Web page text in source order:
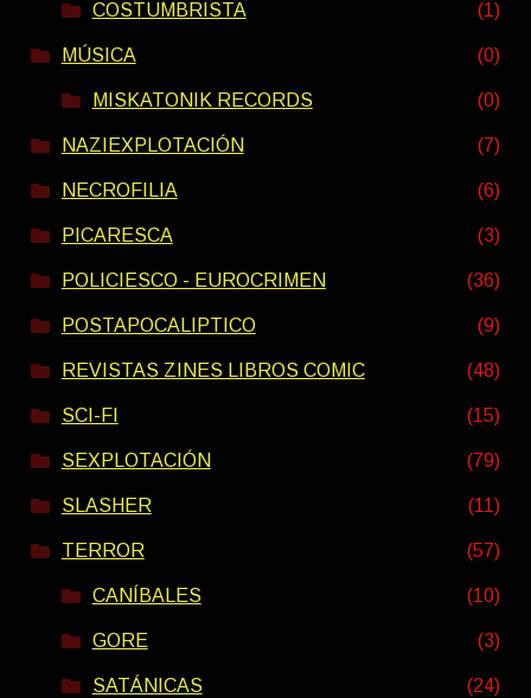
COSTUMBRISTA (1)
MÚSICA (0)
MISKATONIK RECORDS (0)
NAZIEXPLOTACIÓN (7)
NECROFILIA (6)
PICARESCA (3)
POLICIESCO - EUROCRIMEN (36)
POSTAPOCALIPTICO (9)
REVISTAS ZINES LIBROS COMIC (48)
SCI-FI (15)
SEXPLOTACIÓN (79)
SLASHER (11)
TERROR (57)
CANÍBALES (10)
GORE (3)
SATÁNICAS (24)